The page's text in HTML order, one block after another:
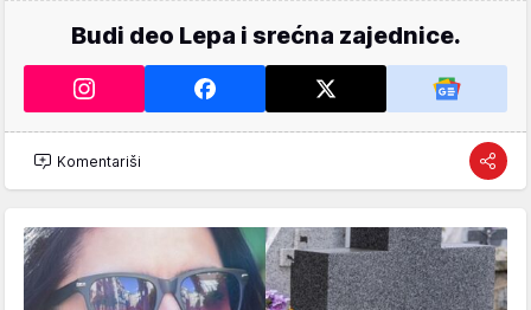
Budi deo Lepa i srećna zajednice.
Komentariši